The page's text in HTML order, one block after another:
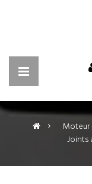
> Moteur
Joints